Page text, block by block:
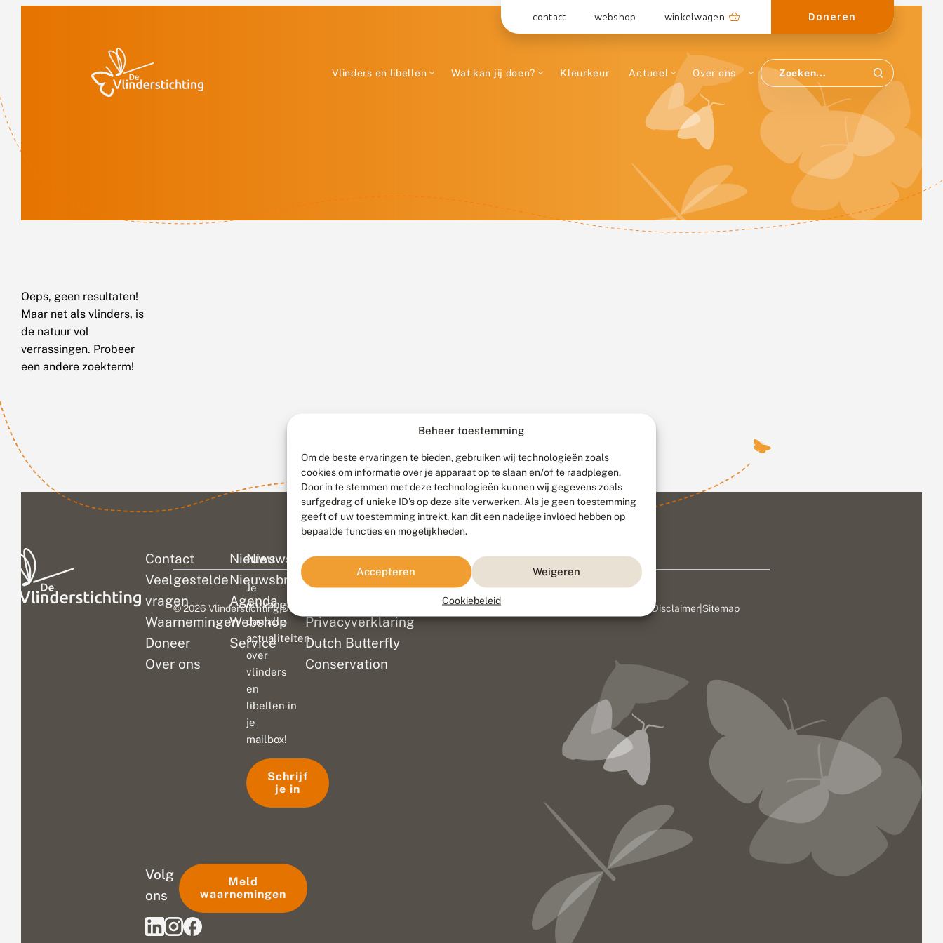
Beheer toestemming
Om de beste ervaringen te bieden, gebruiken wij technologieën zoals
cookies om informatie over je apparaat op te slaan en/of te raadplegen.
Door in te stemmen met deze technologieën kunnen wij gegevens zoals
surfgedrag of unieke ID's op deze site verwerken. Als je geen toestemming
geeft of uw toestemming intrekt, kan dit een nadelige invloed hebben op
bepaalde functies en mogelijkheden.
Accepteren Weigeren
Cookiebeleid
contact webshop winkelwagen Doneren
Vlinders en libellen Wat kan jij doen? Kleurkeur Actueel Over ons
Oeps, geen resultaten!
Maar net als vlinders, is
de natuur vol
verrassingen. Probeer
een andere zoekterm!
Contact
Veelgestelde
vragen
Waarnemingen
Doneer
Over ons
Nieuws
Nieuwsbrief
Agenda
Webshop
Service
Colofon
Disclaimer
Privacyverklaring
Dutch Butterfly
Conservation
Nieuwsbrief
Je
ontvangt
dan alle
actualiteiten
over
vlinders
en
libellen in
je
mailbox!
Schrijf
je in
Volg
ons
Meld
waarnemingen
© 2026 Vlinderstichting|Duurzaam ontwikkeld door Go2People, ontworpen door Disclaimer Sitemap